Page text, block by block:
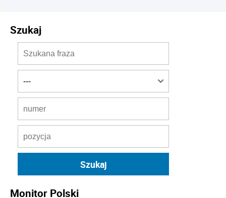
Szukaj
Monitor Polski